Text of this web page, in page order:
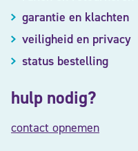
garantie en klachten
veiligheid en privacy
status bestelling
hulp nodig?
contact opnemen